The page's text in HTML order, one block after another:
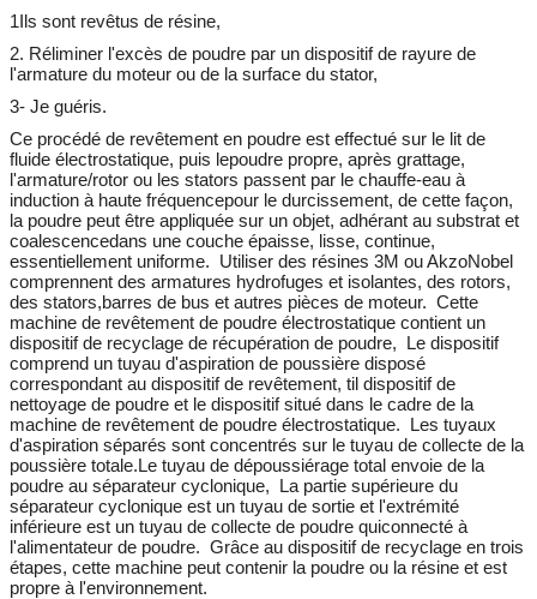
1Ils sont revêtus de résine,
2. Réliminer l'excès de poudre par un dispositif de rayure de
l'armature du moteur ou de la surface du stator,
3- Je guéris.
Ce procédé de revêtement en poudre est effectué sur le lit de
fluide électrostatique, puis lepoudre propre, après grattage,
l'armature/rotor ou les stators passent par le chauffe-eau à
induction à haute fréquencepour le durcissement, de cette façon,
la poudre peut être appliquée sur un objet, adhérant au substrat et
coalescencedans une couche épaisse, lisse, continue,
essentiellement uniforme. Utiliser des résines 3M ou AkzoNobel
comprennent des armatures hydrofuges et isolantes, des rotors,
des stators,barres de bus et autres pièces de moteur. Cette
machine de revêtement de poudre électrostatique contient un
dispositif de recyclage de récupération de poudre, Le dispositif
comprend un tuyau d'aspiration de poussière disposé
correspondant au dispositif de revêtement, til dispositif de
nettoyage de poudre et le dispositif situé dans le cadre de la
machine de revêtement de poudre électrostatique. Les tuyaux
d'aspiration séparés sont concentrés sur le tuyau de collecte de la
poussière totale.Le tuyau de dépoussiérage total envoie de la
poudre au séparateur cyclonique, La partie supérieure du
séparateur cyclonique est un tuyau de sortie et l'extrémité
inférieure est un tuyau de collecte de poudre quiconnecté à
l'alimentateur de poudre. Grâce au dispositif de recyclage en trois
étapes, cette machine peut contenir la poudre ou la résine et est
propre à l'environnement.